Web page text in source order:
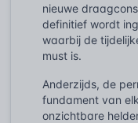
nieuwe
definitief wordt
waarbij de
must is.
Anderzijds, de
fundament van
onzichtbare